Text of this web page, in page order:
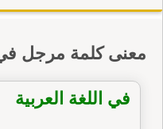
معنى كلمة مرجل
في اللغة العربية